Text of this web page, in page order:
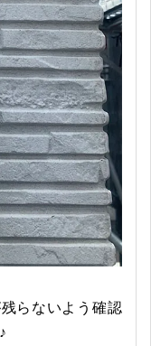
らないよう確認